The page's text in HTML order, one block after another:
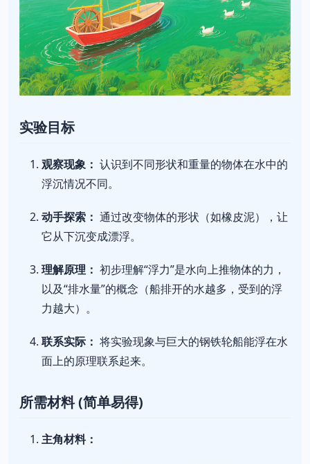
实验目标
观察现象： 认识到不同形状和重量的物体在水中的
浮沉情况不同。
动手探索： 通过改变物体的形状（如橡皮泥），让
它从下沉变成漂浮。
理解原理： 初步理解“浮力”是水向上推物体的力，
以及“排水量”的概念（船排开的水越多，受到的浮
力越大）。
联系实际： 将实验现象与巨大的钢铁轮船能浮在水
面上的原理联系起来。
所需材料 (简单易得)
主角材料：